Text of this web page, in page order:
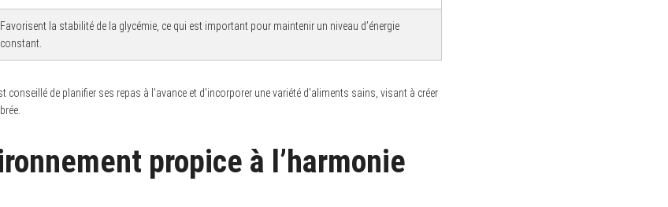
Favorisent la stabilité de la glycémie, ce qui est important pour maintenir un niveau d’énergie
constant.
conseillé de planifier ses repas à l’avance et d’incorporer une variété d’aliments sains, visant à créer
propice à l’harmonie